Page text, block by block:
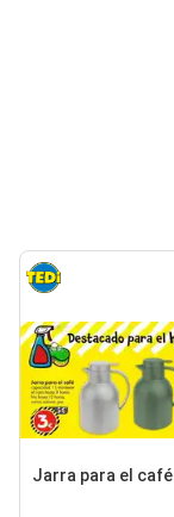
Jarra para el café